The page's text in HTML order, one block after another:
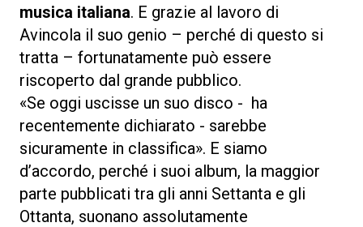
musica italiana. E grazie al lavoro di
Avincola il suo genio – perché di questo si
tratta – fortunatamente può essere
riscoperto dal grande pubblico.
«Se oggi uscisse un suo disco - ha
recentemente dichiarato - sarebbe
sicuramente in classifica». E siamo
d’accordo, perché i suoi album, la maggior
parte pubblicati tra gli anni Settanta e gli
Ottanta, suonano assolutamente